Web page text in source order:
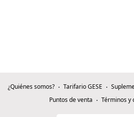
¿Quiénes somos? Tarifario GESE
Puntos de venta
Términos y